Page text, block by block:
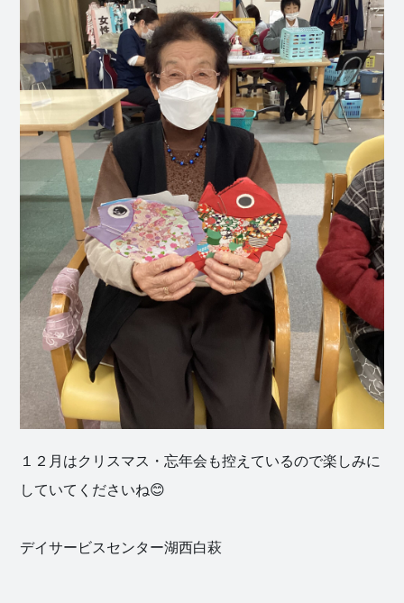
１２月はクリスマス・忘年会も控えているので楽しみに
していてくださいね😊
デイサービスセンター湖西白萩